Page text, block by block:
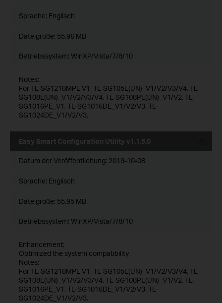
Sprache: Englisch
Dateigröße: 55.96 MB
Betriebssystem: WinXP/Vista/7/8/10
Notes:
For TL-SG1218MPE V1, TL-SG105E(UN)_V1/V2/V3/V4, TL-
SG108E(UN)_V1/V2/V3/V4, TL-SG108PE(UN)_V1/V2, TL-
SG1016PE_V1, TL-SG1016DE_V1/V2/V3, TL-
SG1024DE_V1/V2/V3.
Easy Smart Configuration Utility v1.1.5.0
Datum der Veröffentlichung: 2019-10-08
Sprache: Englisch
Dateigröße: 55.95 MB
Betriebssystem: WinXP/Vista/7/8/10
Enhancement:
Optimized the system compatibility
Notes:
For TL-SG1218MPE V1, TL-SG105E(UN)_V1/V2/V3/V4, TL-
SG108E(UN)_V1/V2/V3/V4, TL-SG108PE(UN)_V1/V2, TL-
SG1016PE_V1, TL-SG1016DE_V1/V2/V3, TL-
SG1024DE_V1/V2/V3.